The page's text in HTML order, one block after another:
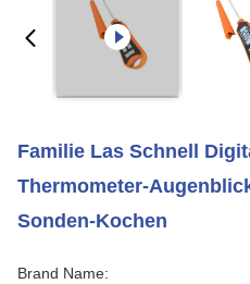
Familie Las Schnell
Thermometer-
Sonden-Kochen
Brand Name: